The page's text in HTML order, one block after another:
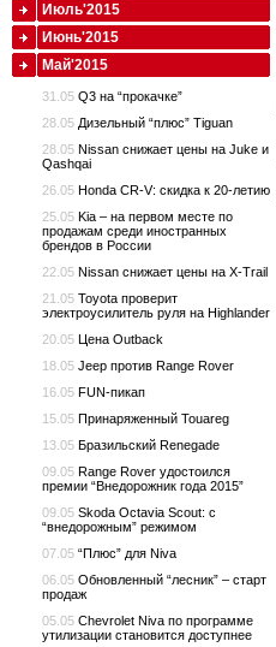
Июль'2015
Июнь'2015
Май'2015
31.05 Q3 на “прокачке”
28.05 Дизельный “плюс” Tiguan
28.05 Nissan снижает цены на Juke и
Qashqai
26.05 Honda CR-V: скидка к 20-летию
25.05 Kia – на первом месте по
продажам среди иностранных
брендов в России
22.05 Nissan снижает цены на X-Trail
21.05 Toyota проверит
электроусилитель руля на Highlander
20.05 Цена Outback
18.05 Jeep против Range Rover
16.05 FUN-пикап
15.05 Принаряженный Touareg
13.05 Бразильский Renegade
09.05 Range Rover удостоился
премии “Внедорожник года 2015”
09.05 Skoda Octavia Scout: с
“внедорожным” режимом
07.05 “Плюс” для Niva
06.05 Обновленный “лесник” – старт
продаж
05.05 Chevrolet Niva по программе
утилизации становится доступнее